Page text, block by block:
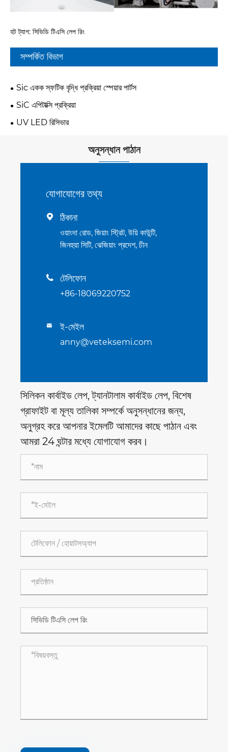
হট ট্যাগ: সিভিডি টিএসি লেপ রিং
সম্পর্কিত বিভাগ
Sic একক স্ফটিক বৃদ্ধি প্রক্রিয়া স্পেয়ার পার্টস
SiC এপিটাক্সি প্রক্রিয়া
UV LED রিসিভার
অনুসন্ধান পাঠান
যোগাযোগের তথ্য
 ঠিকানা
ওয়াংদা রোড, জিয়াং স্ট্রিট, উয়ি কাউন্টি,
জিনহুয়া সিটি, ঝেজিয়াং প্রদেশ, চীন
 টেলিফোন
+86-18069220752
 ই-মেইল
anny@veteksemi.com
সিলিকন কার্বাইড লেপ, ট্যানটালাম কার্বাইড লেপ, বিশেষ
গ্রাফাইট বা মূল্য তালিকা সম্পর্কে অনুসন্ধানের জন্য,
অনুগ্রহ করে আপনার ইমেলটি আমাদের কাছে পাঠান এবং
আমরা 24 ঘন্টার মধ্যে যোগাযোগ করব।